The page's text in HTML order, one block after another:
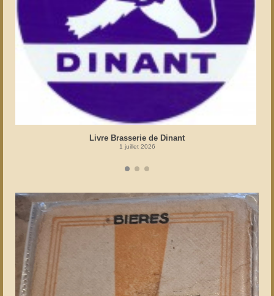
Livre Brasserie de Dinant
1 juillet 2026